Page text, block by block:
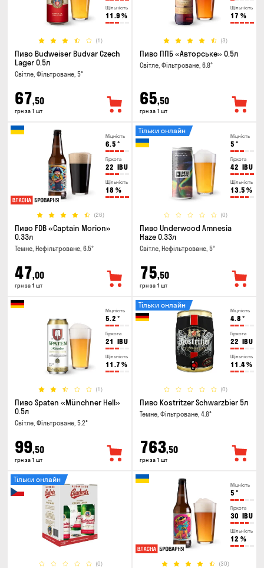
Щільність
11.9 %
(1)
Пиво Budweiser Budvar Czech
Lager 0.5л
Світле, Фільтроване, 5°
67,50
грн за 1 шт
Щільність
17 %
(3)
Пиво ППБ «Авторське» 0.5л
Світле, Фільтроване, 6.8°
65,50
грн за 1 шт
Міцність
6.5 °
Гіркота
22 IBU
Щільність
18 %
(26)
Пиво FDB «Captain Morion»
0.33л
Темне, Нефільтроване, 6.5°
47,00
грн за 1 шт
Міцність
5 °
Гіркота
42 IBU
Щільність
13.5 %
(0)
Тільки онлайн
Пиво Underwood Amnesia
Haze 0.33л
Світле, Нефільтроване, 5°
75,50
грн за 1 шт
Міцність
5.2 °
Гіркота
21 IBU
Щільність
11.7 %
(1)
Пиво Spaten «Münchner Hell»
0.5л
Світле, Фільтроване, 5.2°
99,50
грн за 1 шт
Міцність
4.8 °
Гіркота
22 IBU
Щільність
11.4%
(0)
Тільки онлайн
Пиво Kostritzer Schwarzbier 5л
Темне, Фільтроване, 4.8°
763,50
грн за 1 шт
(0)
Тільки онлайн
Міцність
5 °
Гіркота
30 IBU
Щільність
12 %
(30)